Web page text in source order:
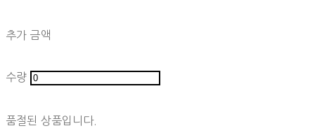
추가 금액
수량
품절된 상품입니다.